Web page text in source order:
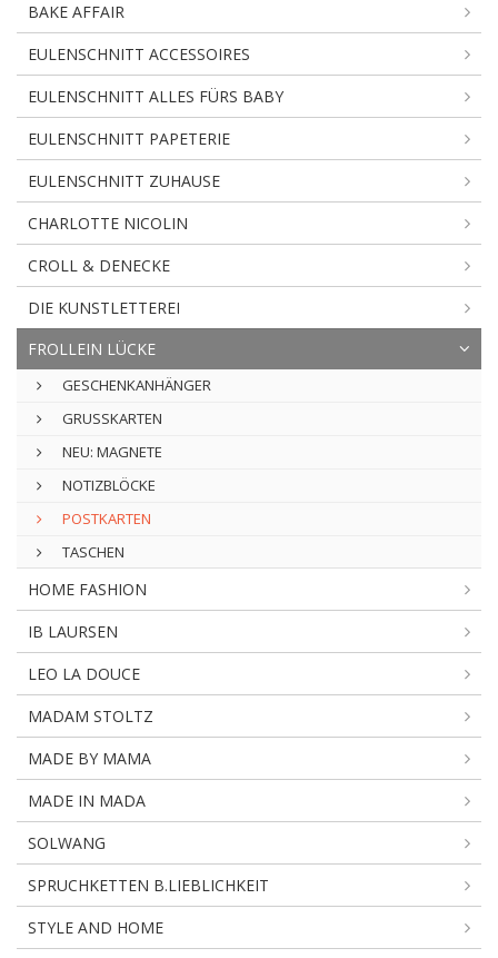
BAKE AFFAIR
EULENSCHNITT ACCESSOIRES
EULENSCHNITT ALLES FÜRS BABY
EULENSCHNITT PAPETERIE
EULENSCHNITT ZUHAUSE
CHARLOTTE NICOLIN
CROLL & DENECKE
DIE KUNSTLETTEREI
FROLLEIN LÜCKE
GESCHENKANHÄNGER
GRUSSKARTEN
NEU: MAGNETE
NOTIZBLÖCKE
POSTKARTEN
TASCHEN
HOME FASHION
IB LAURSEN
LEO LA DOUCE
MADAM STOLTZ
MADE BY MAMA
MADE IN MADA
SOLWANG
SPRUCHKETTEN B.LIEBLICHKEIT
STYLE AND HOME